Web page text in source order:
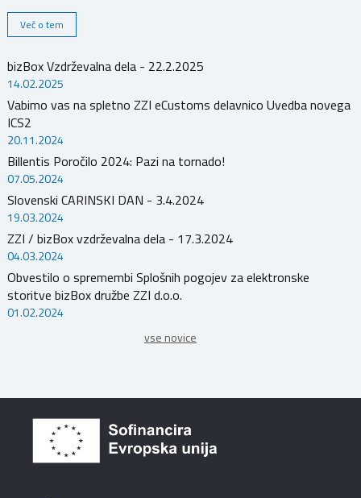
Več o tem
bizBox Vzdrževalna dela - 22.2.2025
14.02.2025
Vabimo vas na spletno ZZI eCustoms delavnico Uvedba novega
ICS2
20.11.2024
Billentis Poročilo 2024: Pazi na tornado!
07.05.2024
Slovenski CARINSKI DAN - 3.4.2024
19.03.2024
ZZI / bizBox vzdrževalna dela - 17.3.2024
04.03.2024
Obvestilo o spremembi Splošnih pogojev za elektronske
storitve bizBox družbe ZZI d.o.o.
01.02.2024
vse novice